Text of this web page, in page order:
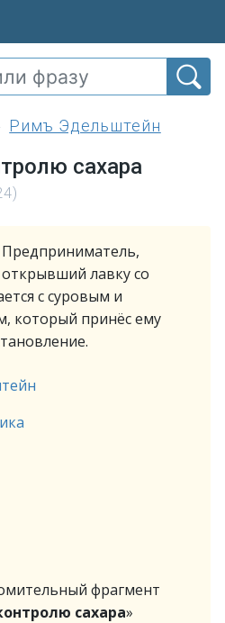
Римъ Эдельштейн
сахара
Предприниматель,
открывший лавку со
с суровым и
который принёс ему
фрагмент
сахара»